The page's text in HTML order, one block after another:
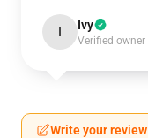
I Ivy
Verified owner
Write your review